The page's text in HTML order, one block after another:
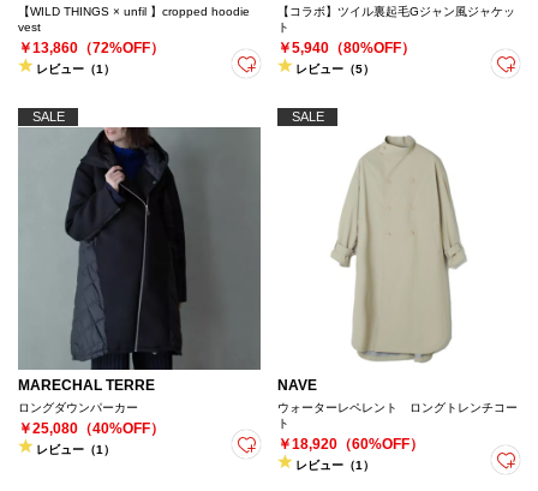
【WILD THINGS × unfil 】cropped hoodie
vest
￥13,860（72%OFF）
レビュー（1）
【コラボ】ツイル裏起毛Gジャン風ジャケッ
ト
￥5,940（80%OFF）
レビュー（5）
SALE
MARECHAL TERRE
ロングダウンパーカー
￥25,080（40%OFF）
レビュー（1）
SALE
NAVE
ウォーターレペレント ロングトレンチコー
ト
￥18,920（60%OFF）
レビュー（1）